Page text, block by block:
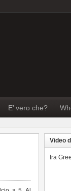
E’ vero che?
Video
Ira